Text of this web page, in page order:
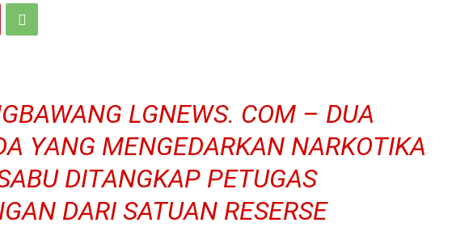
LGNEWS. COM – DUA
YANG MENGEDARKAN NARKOTIKA
DITANGKAP PETUGAS
DARI SATUAN RESERSE